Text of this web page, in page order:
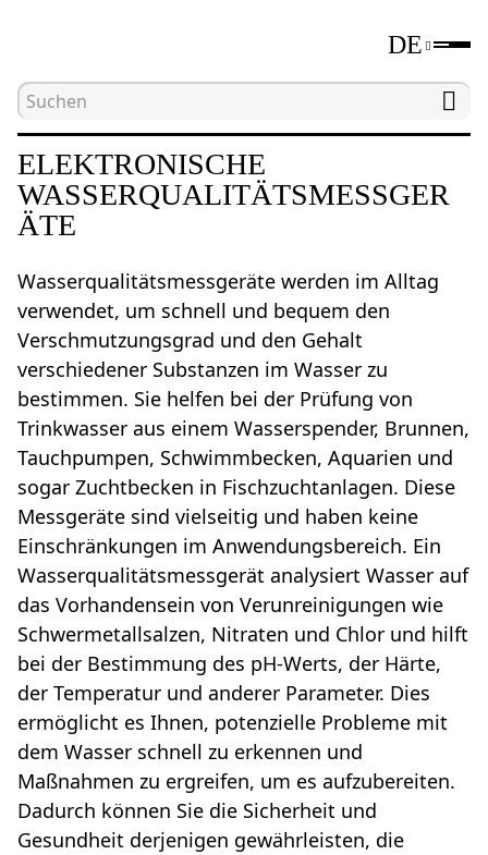
DE
Hauptseite Wasserqualitätsmessgeräte
ELEKTRONISCHE
WASSERQUALITÄTSMESSGER
ÄTE
Wasserqualitätsmessgeräte werden im Alltag
verwendet, um schnell und bequem den
Verschmutzungsgrad und den Gehalt
verschiedener Substanzen im Wasser zu
bestimmen. Sie helfen bei der Prüfung von
Trinkwasser aus einem Wasserspender, Brunnen,
Tauchpumpen, Schwimmbecken, Aquarien und
sogar Zuchtbecken in Fischzuchtanlagen. Diese
Messgeräte sind vielseitig und haben keine
Einschränkungen im Anwendungsbereich. Ein
Wasserqualitätsmessgerät analysiert Wasser auf
das Vorhandensein von Verunreinigungen wie
Schwermetallsalzen, Nitraten und Chlor und hilft
bei der Bestimmung des pH-Werts, der Härte,
der Temperatur und anderer Parameter. Dies
ermöglicht es Ihnen, potenzielle Probleme mit
dem Wasser schnell zu erkennen und
Maßnahmen zu ergreifen, um es aufzubereiten.
Dadurch können Sie die Sicherheit und
Gesundheit derjenigen gewährleisten, die